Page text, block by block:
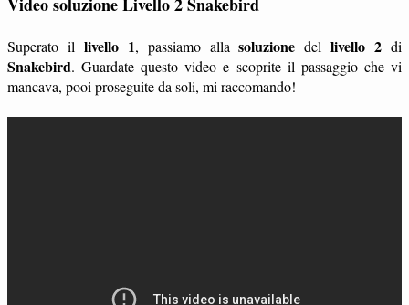
Video soluzione Livello 2 Snakebird
Superato il livello 1, passiamo allasoluzione dellivello 2 di
Snakebird. Guardate questo video e scoprite il passaggio che vi
mancava, pooi proseguite da soli, mi raccomando!